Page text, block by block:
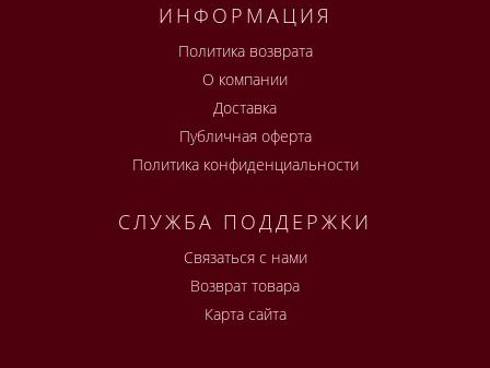
ИНФОРМАЦИЯ
Политика возврата
О компании
Доставка
Публичная оферта
Политика конфиденциальности
СЛУЖБА ПОДДЕРЖКИ
Связаться с нами
Возврат товара
Карта сайта